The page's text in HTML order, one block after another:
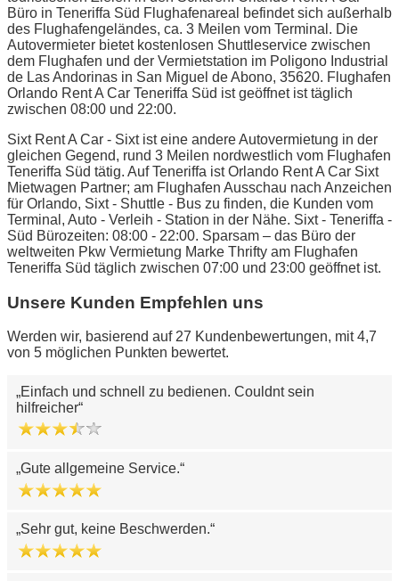
Büro in Teneriffa Süd Flughafenareal befindet sich außerhalb
des Flughafengeländes, ca. 3 Meilen vom Terminal. Die
Autovermieter bietet kostenlosen Shuttleservice zwischen
dem Flughafen und der Vermietstation im Poligono Industrial
de Las Andorinas in San Miguel de Abono, 35620. Flughafen
Orlando Rent A Car Teneriffa Süd ist geöffnet ist täglich
zwischen 08:00 und 22:00.
Sixt Rent A Car - Sixt ist eine andere Autovermietung in der
gleichen Gegend, rund 3 Meilen nordwestlich vom Flughafen
Teneriffa Süd tätig. Auf Teneriffa ist Orlando Rent A Car Sixt
Mietwagen Partner; am Flughafen Ausschau nach Anzeichen
für Orlando, Sixt - Shuttle - Bus zu finden, die Kunden vom
Terminal, Auto - Verleih - Station in der Nähe. Sixt - Teneriffa -
Süd Bürozeiten: 08:00 - 22:00. Sparsam – das Büro der
weltweiten Pkw Vermietung Marke Thrifty am Flughafen
Teneriffa Süd täglich zwischen 07:00 und 23:00 geöffnet ist.
Unsere Kunden Empfehlen uns
Werden wir, basierend auf 27 Kundenbewertungen, mit 4,7
von 5 möglichen Punkten bewertet.
Einfach und schnell zu bedienen. Couldnt sein
hilfreicher
Gute allgemeine Service.
Sehr gut, keine Beschwerden.